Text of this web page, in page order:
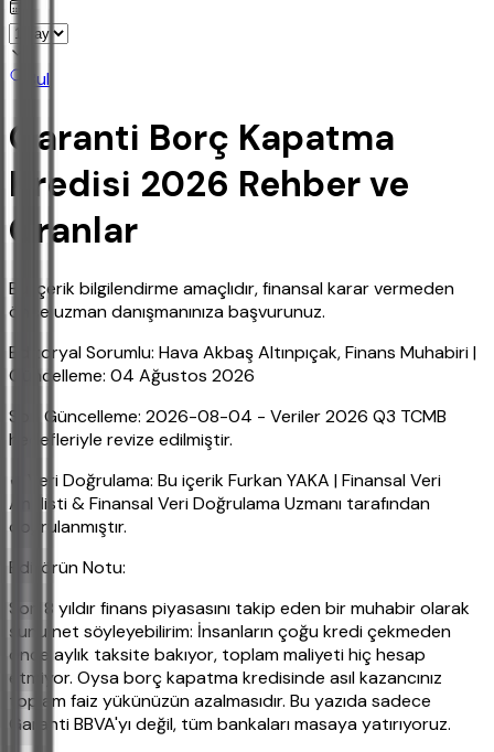
Bul
Garanti Borç Kapatma
Kredisi 2026 Rehber ve
Oranlar
Bu içerik bilgilendirme amaçlıdır, finansal karar vermeden
önce uzman danışmanınıza başvurunuz.
Editoryal Sorumlu: Hava Akbaş Altınpıçak, Finans Muhabiri |
Güncelleme: 04 Ağustos 2026
Son Güncelleme: 2026-08-04 - Veriler 2026 Q3 TCMB
hedefleriyle revize edilmiştir.
✔ Veri Doğrulama: Bu içerik Furkan YAKA | Finansal Veri
Analisti & Finansal Veri Doğrulama Uzmanı tarafından
doğrulanmıştır.
Editörün Notu:
Son 8 yıldır finans piyasasını takip eden bir muhabir olarak
şunu net söyleyebilirim: İnsanların çoğu kredi çekmeden
önce aylık taksite bakıyor, toplam maliyeti hiç hesap
etmiyor. Oysa borç kapatma kredisinde asıl kazancınız
toplam faiz yükünüzün azalmasıdır. Bu yazıda sadece
Garanti BBVA'yı değil, tüm bankaları masaya yatırıyoruz.